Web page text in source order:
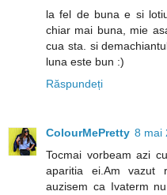
la fel de buna e si
chiar mai buna, mie
cua sta. si
luna este bun :)
Răspundeți
ColourMePretty 8 mai
Tocmai vorbeam azi
aparitia ei.Am vazut
auzisem ca Ivaterm